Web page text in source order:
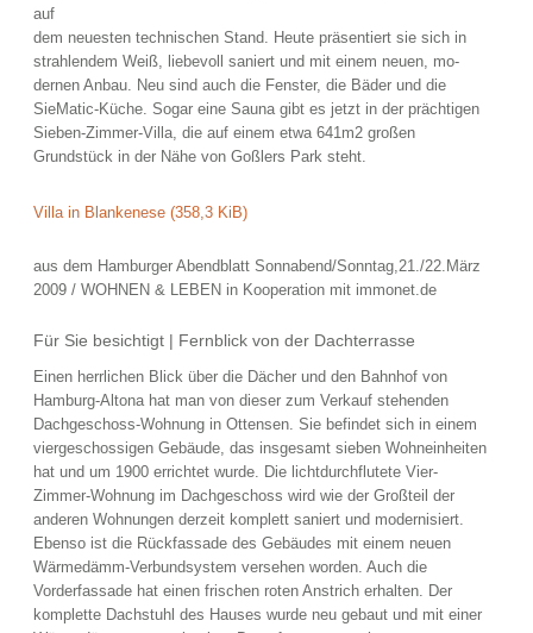
auf
dem neuesten technischen Stand. Heute präsentiert sie sich in
strahlendem Weiß, liebevoll saniert und mit einem neuen, mo-
dernen Anbau. Neu sind auch die Fenster, die Bäder und die
SieMatic-Küche. Sogar eine Sauna gibt es jetzt in der prächtigen
Sieben-Zimmer-Villa, die auf einem etwa 641m2 großen
Grundstück in der Nähe von Goßlers Park steht.
Villa in Blankenese(358,3 KiB)
aus dem Hamburger Abendblatt Sonnabend/Sonntag,21./22.März
2009 / WOHNEN & LEBEN in Kooperation mit immonet.de
Für Sie besichtigt | Fernblick von der Dachterrasse
Einen herrlichen Blick über die Dächer und den Bahnhof von
Hamburg-Altona hat man von dieser zum Verkauf stehenden
Dachgeschoss-Wohnung in Ottensen. Sie befindet sich in einem
viergeschossigen Gebäude, das insgesamt sieben Wohneinheiten
hat und um 1900 errichtet wurde. Die lichtdurchflutete Vier-
Zimmer-Wohnung im Dachgeschoss wird wie der Großteil der
anderen Wohnungen derzeit komplett saniert und modernisiert.
Ebenso ist die Rückfassade des Gebäudes mit einem neuen
Wärmedämm-Verbundsystem versehen worden. Auch die
Vorderfassade hat einen frischen roten Anstrich erhalten. Der
komplette Dachstuhl des Hauses wurde neu gebaut und mit einer